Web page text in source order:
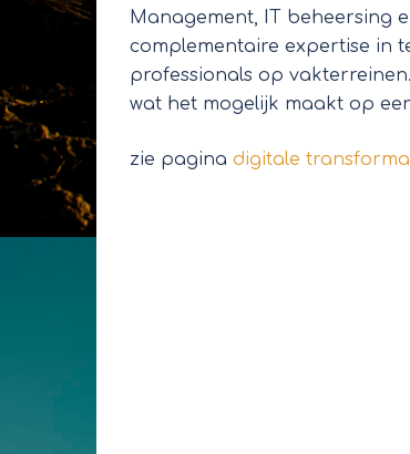
Management, IT beheersing
complementaire expertise in
professionals op
wat het mogelijk maakt op
zie pagina digitale